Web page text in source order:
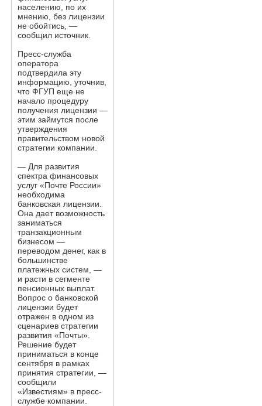
населению, по их
мнению, без лицензии
не обойтись, —
сообщил источник.
Пресс-служба
оператора
подтвердила эту
информацию, уточнив,
что ФГУП еще не
начало процедуру
получения лицензии —
этим займутся после
утверждения
правительством новой
стратегии компании.
— Для развития
спектра финансовых
услуг «Почте России»
необходима
банковская лицензии.
Она дает возможность
заниматься
транзакционным
бизнесом —
переводом денег, как в
большинстве
платежных систем, —
и расти в сегменте
пенсионных выплат.
Вопрос о банковской
лицензии будет
отражен в одном из
сценариев стратегии
развития «Почты».
Решение будет
приниматься в конце
сентября в рамках
принятия стратегии, —
сообщили
«Известиям» в пресс-
службе компании.